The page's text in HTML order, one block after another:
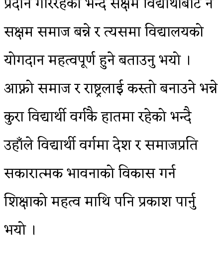
सक्षम समाज बन्ने र त्यसमा विद्यालयको
योगदान महत्वपूर्ण हुने बताउनु भयो ।
आफ्नो समाज र राष्ट्रलाई कस्तो बनाउने भन्ने
कुरा विद्यार्थी वर्गकै हातमा रहेको भन्दै
उहाँले विद्यार्थी वर्गमा देश र समाजप्रति
सकारात्मक भावनाको विकास गर्न
शिक्षाको महत्व माथि पनि प्रकाश पार्नु
भयो ।